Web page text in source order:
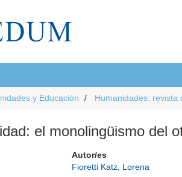
y Educación Humanidades: revista
el monolingüismo del
Autor/es
Fioretti Katz, Lorena